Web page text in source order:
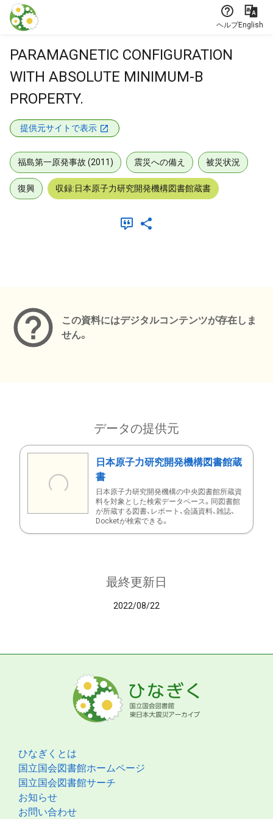
本文に飛ぶ
ヘルプEnglish
PARAMAGNETIC CONFIGURATION
WITH ABSOLUTE MINIMUM-B
PROPERTY.
提供元サイトで表示
福島第一原発事故 (2011) 震災への備え 被災状況
復興 収録:日本原子力研究開発機構図書館蔵書
この資料にはデジタルコンテンツが存在しま
せん。
データの提供元
日本原子力研究開発機構図書館蔵
書
日本原子力研究開発機構の中央図書館所蔵資
料を対象とした検索データベース。同図書館
が所蔵する図書、レポート、会議資料、雑誌、
Docketが検索できる。
最終更新日
2022/08/22
ひなぎくとは
国立国会図書館ホームページ
国立国会図書館サーチ
お知らせ
お問い合わせ